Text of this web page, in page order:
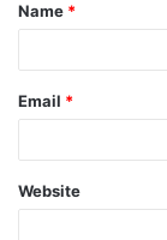
*
Name *
Email *
Website